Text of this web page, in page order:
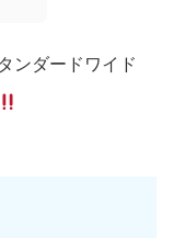
ンダードワイド